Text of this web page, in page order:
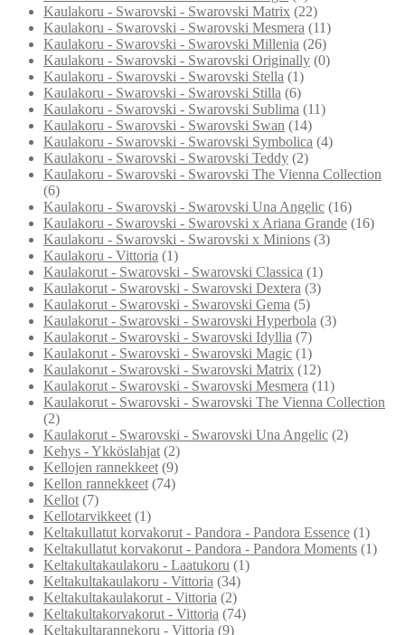
Kaulakoru - Swarovski - Swarovski Matrix (22)
Kaulakoru - Swarovski - Swarovski Mesmera (11)
Kaulakoru - Swarovski - Swarovski Millenia (26)
Kaulakoru - Swarovski - Swarovski Originally (0)
Kaulakoru - Swarovski - Swarovski Stella (1)
Kaulakoru - Swarovski - Swarovski Stilla (6)
Kaulakoru - Swarovski - Swarovski Sublima (11)
Kaulakoru - Swarovski - Swarovski Swan (14)
Kaulakoru - Swarovski - Swarovski Symbolica (4)
Kaulakoru - Swarovski - Swarovski Teddy (2)
Kaulakoru - Swarovski - Swarovski The Vienna Collection
(6)
Kaulakoru - Swarovski - Swarovski Una Angelic (16)
Kaulakoru - Swarovski - Swarovski x Ariana Grande (16)
Kaulakoru - Swarovski - Swarovski x Minions (3)
Kaulakoru - Vittoria (1)
Kaulakorut - Swarovski - Swarovski Classica (1)
Kaulakorut - Swarovski - Swarovski Dextera (3)
Kaulakorut - Swarovski - Swarovski Gema (5)
Kaulakorut - Swarovski - Swarovski Hyperbola (3)
Kaulakorut - Swarovski - Swarovski Idyllia (7)
Kaulakorut - Swarovski - Swarovski Magic (1)
Kaulakorut - Swarovski - Swarovski Matrix (12)
Kaulakorut - Swarovski - Swarovski Mesmera (11)
Kaulakorut - Swarovski - Swarovski The Vienna Collection
(2)
Kaulakorut - Swarovski - Swarovski Una Angelic (2)
Kehys - Ykköslahjat (2)
Kellojen rannekkeet (9)
Kellon rannekkeet (74)
Kellot (7)
Kellotarvikkeet (1)
Keltakullatut korvakorut - Pandora - Pandora Essence (1)
Keltakullatut korvakorut - Pandora - Pandora Moments (1)
Keltakultakaulakoru - Laatukoru (1)
Keltakultakaulakoru - Vittoria (34)
Keltakultakaulakorut - Vittoria (2)
Keltakultakorvakorut - Vittoria (74)
Keltakultarannekoru - Vittoria (9)